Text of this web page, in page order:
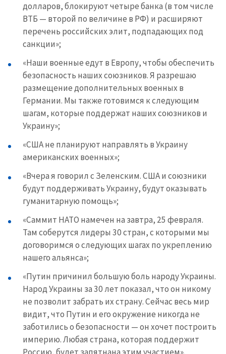
долларов, блокируют четыре банка (в том числе
ВТБ — второй по величине в РФ) и расширяют
перечень российских элит, подпадающих под
санкции»;
«Наши военные едут в Европу, чтобы обеспечить
безопасность наших союзников. Я разрешаю
размещение дополнительных военных в
Германии. Мы также готовимся к следующим
шагам, которые поддержат наших союзников и
Украину»;
«США не планируют направлять в Украину
американских военных»;
«Вчера я говорил с Зеленским. США и союзники
будут поддерживать Украину, будут оказывать
гуманитарную помощь»;
«Саммит НАТО намечен на завтра, 25 февраля.
Там соберутся лидеры 30 стран, с которыми мы
договоримся о следующих шагах по укреплению
нашего альянса»;
«Путин причинил большую боль народу Украины.
Народ Украины за 30 лет показал, что он никому
не позволит забрать их страну. Сейчас весь мир
видит, что Путин и его окружение никогда не
заботились о безопасности — он хочет построить
империю. Любая страна, которая поддержит